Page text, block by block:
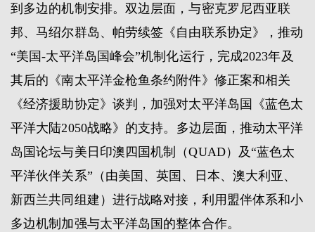
到多边的机制安排。双边层面，与密克罗尼西亚联
邦、马绍尔群岛、帕劳续签《自由联系协定》，推动
“美国-太平洋岛国峰会”机制化运行，完成2023年及
其后的《南太平洋金枪鱼条约附件》修正案和相关
《经济援助协定》谈判，加强对太平洋岛国《蓝色太
平洋大陆2050战略》的支持。多边层面，推动太平洋
岛国论坛与美日印澳四国机制（QUAD）及“蓝色太
平洋伙伴关系”（由美国、英国、日本、澳大利亚、
新西兰共同组建）进行战略对接，利用盟伴体系和小
多边机制加强与太平洋岛国的整体合作。